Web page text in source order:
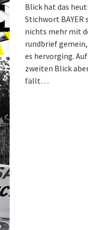
Blick hat das
Stichwort BAYER
nichts mehr mit
rundbrief gemein,
es hervorging.
zweiten Blick
fällt…